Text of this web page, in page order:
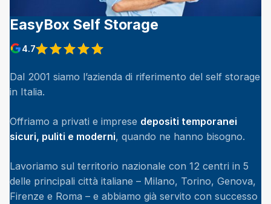
EasyBox Self Storage
4.7
View reviews on Google
Dal 2001 siamo l’azienda di riferimento del self storage
in Italia.
Offriamo a privati e imprese depositi temporanei
sicuri, puliti e moderni, quando ne hanno bisogno.
Lavoriamo sul territorio nazionale con 12 centri in 5
delle principali città italiane – Milano, Torino, Genova,
Firenze e Roma – e abbiamo già servito con successo